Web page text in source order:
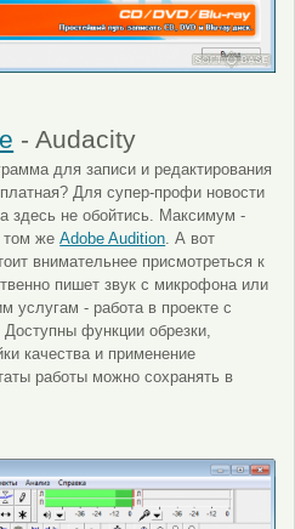
- Audacity
для записи и редактирования
Для супер-профи новости
здесь не обойтись. Максимум -
том жеAdobe Audition. А вот
внимательнее присмотреться к
пишет звук с микрофона или
услугам - работа в проекте с
функции обрезки,
качества и применение
работы можно сохранять в